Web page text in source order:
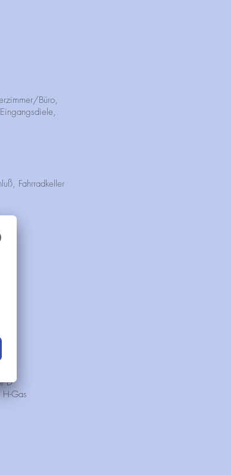
Büro,
Fahrradkeller
D
Gas